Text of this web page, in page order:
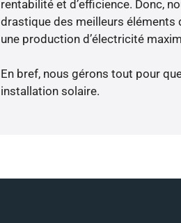
rentabilité et d’efficience. Donc,
drastique des meilleurs éléments
une production d’électricité
En bref, nous gérons tout pour
installation solaire.